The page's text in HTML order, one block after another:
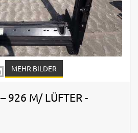
MEHR BILDER
– 926 M/ LÜFTER -